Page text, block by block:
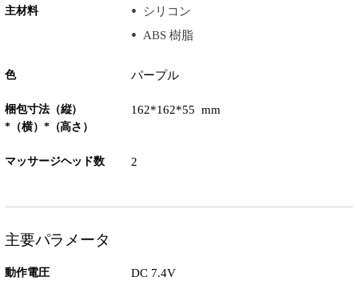
主材料
シリコン
ABS 樹脂
色 パープル
梱包寸法（縦）
*（横）*（高さ）
162*162*55 mm
マッサージヘッド数 2
主要パラメータ
動作電圧 DC 7.4V